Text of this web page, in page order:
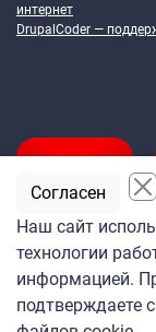
интернет
DrupalCoder —
Подпишитесь
на ежедневную
«Кабельщика»
Наш сайт
технологии
информацией.
подтверждаете
Согласен